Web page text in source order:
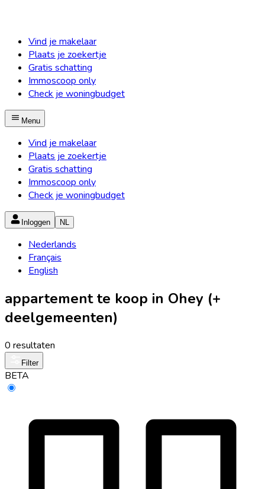
Vind je makelaar
Plaats je zoekertje
Gratis schatting
Immoscoop only
Check je woningbudget
Menu
Vind je makelaar
Plaats je zoekertje
Gratis schatting
Immoscoop only
Check je woningbudget
Inloggen NL
Nederlands
Français
English
appartement te koop in Ohey (+
deelgemeenten)
0 resultaten
Filter
BETA